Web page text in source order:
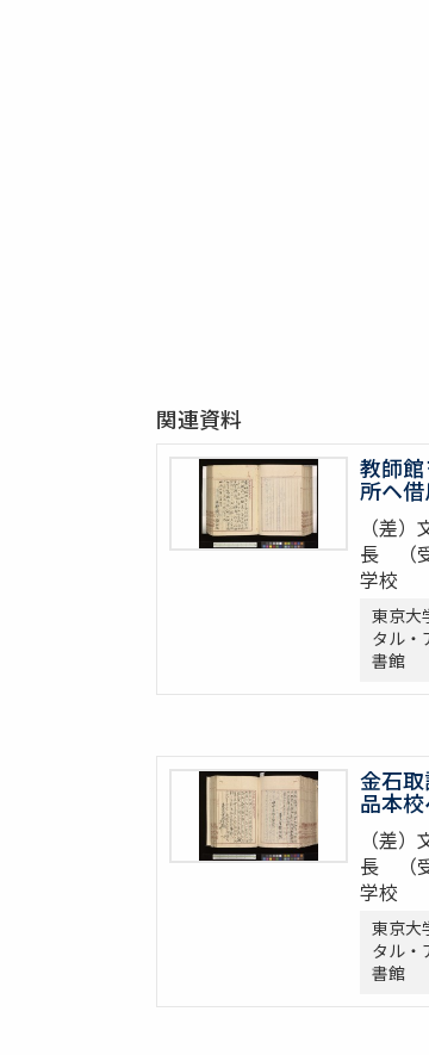
関連資料
教師
所ヘ
（差
長 （
学校
東京大
タル・
書館
金石
品本
（差
長 （
学校
東京大
タル・
書館